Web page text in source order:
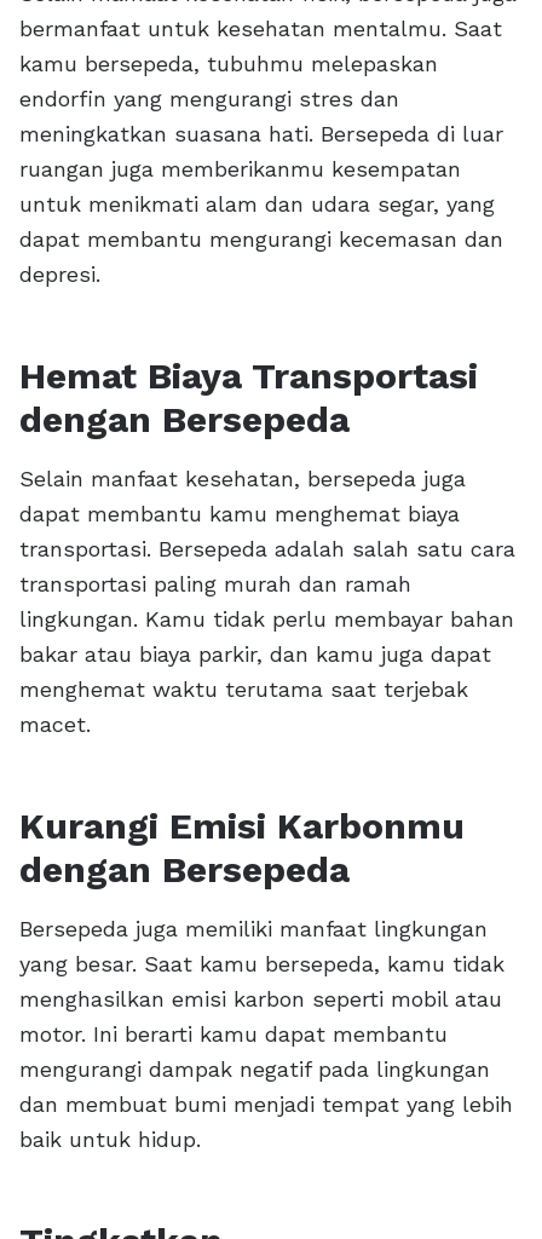
bermanfaat untuk kesehatan mentalmu. Saat
kamu bersepeda, tubuhmu melepaskan
endorfin yang mengurangi stres dan
meningkatkan suasana hati. Bersepeda di luar
ruangan juga memberikanmu kesempatan
untuk menikmati alam dan udara segar, yang
dapat membantu mengurangi kecemasan dan
depresi.
Hemat Biaya Transportasi
dengan Bersepeda
Selain manfaat kesehatan, bersepeda juga
dapat membantu kamu menghemat biaya
transportasi. Bersepeda adalah salah satu cara
transportasi paling murah dan ramah
lingkungan. Kamu tidak perlu membayar bahan
bakar atau biaya parkir, dan kamu juga dapat
menghemat waktu terutama saat terjebak
macet.
Kurangi Emisi Karbonmu
dengan Bersepeda
Bersepeda juga memiliki manfaat lingkungan
yang besar. Saat kamu bersepeda, kamu tidak
menghasilkan emisi karbon seperti mobil atau
motor. Ini berarti kamu dapat membantu
mengurangi dampak negatif pada lingkungan
dan membuat bumi menjadi tempat yang lebih
baik untuk hidup.